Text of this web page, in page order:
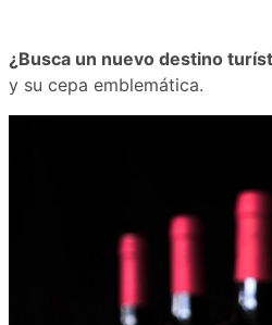
¿Busca un nuevo destino
y su cepa emblemática.